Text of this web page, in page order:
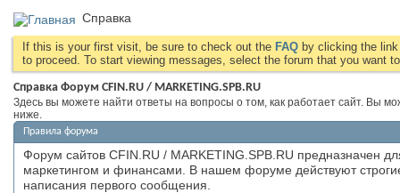
Справка
If this is your first visit, be sure to check out the FAQ by clicking the
to proceed. To start viewing messages, select the forum that you want
Справка Форум CFIN.RU / MARKETING.SPB.RU
Здесь вы можете найти ответы на вопросы о том, как работает сайт. Вы
ниже.
Правила форума
Форум сайтов CFIN.RU / MARKETING.SPB.RU предназначен
маркетингом и финансами. В нашем форуме действуют
написания первого сообщения.